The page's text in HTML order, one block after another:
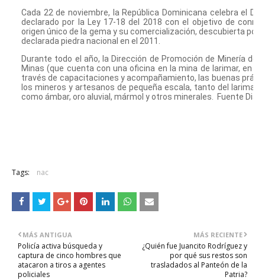
Cada 22 de noviembre, la República Dominicana celebra el Día
declarado por la Ley 17-18 del 2018 con el objetivo de
origen único de la gema y su comercialización, descubierta por
declarada piedra nacional en el 2011.
Durante todo el año, la Dirección de Promoción de Minería del
Minas (que cuenta con una oficina en la mina de larimar, en
través de capacitaciones y acompañamiento, las buenas
los mineros y artesanos de pequeña escala, tanto del larimar
como ámbar, oro aluvial, mármol y otros minerales. Fuente
Tags: nac
MÁS RECIENTE
¿Quién fue Juancito Rodríguez y
por qué sus restos son
trasladados al Panteón de la
Patria?
MÁS ANTIGUA
Policía activa búsqueda y
captura de cinco hombres que
atacaron a tiros a agentes
policiales